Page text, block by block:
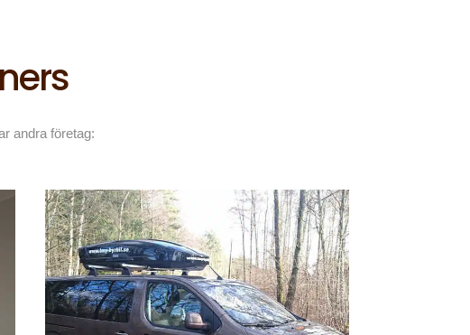
andra företag: